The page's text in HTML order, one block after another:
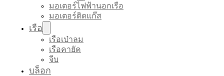
มอเตอร์ไฟฟ้านอกเรือ
มอเตอร์ติดแก๊ส
เรือ
เรือเป่าลม
เรือคายัค
จีบ
บล็อก